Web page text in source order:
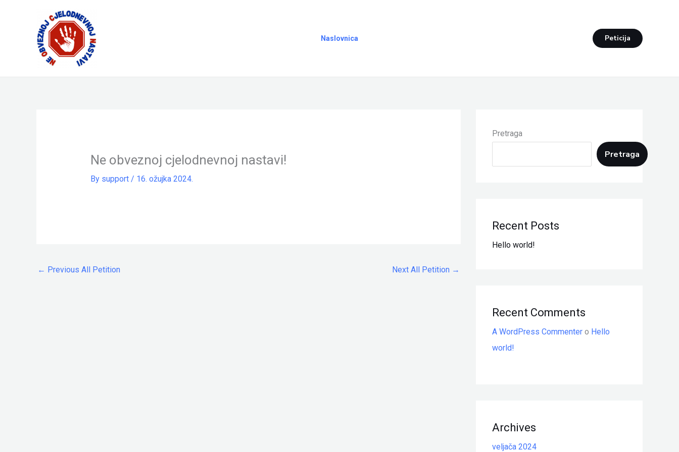
Naslovnica Peticija
Ne obveznoj cjelodnevnoj nastavi!
By support / 16. ožujka 2024.
← Previous All Petition Next All Petition →
Pretraga
Pretraga
Recent Posts
Hello world!
Recent Comments
A WordPress Commenter o Hello
world!
Archives
veljača 2024